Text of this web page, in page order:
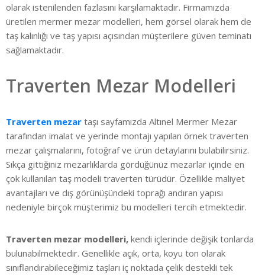
olarak istenilenden fazlasını karşılamaktadır. Firmamızda
üretilen mermer mezar modelleri, hem görsel olarak hem de
taş kalınlığı ve taş yapısı açısından müşterilere güven teminatı
sağlamaktadır.
Traverten Mezar Modelleri
Traverten mezar taşı sayfamızda Altınel Mermer Mezar
tarafından imalat ve yerinde montajı yapılan örnek traverten
mezar çalışmalarını, fotoğraf ve ürün detaylarını bulabilirsiniz.
Sıkça gittiğiniz mezarlıklarda gördüğünüz mezarlar içinde en
çok kullanılan taş modeli traverten türüdür. Özellikle maliyet
avantajları ve dış görünüşündeki toprağı andıran yapısı
nedeniyle birçok müşterimiz bu modelleri tercih etmektedir.
Traverten mezar modelleri, kendi içlerinde değişik tonlarda
bulunabilmektedir. Genellikle açık, orta, koyu ton olarak
sınıflandırabileceğimiz taşları iç noktada çelik destekli tek